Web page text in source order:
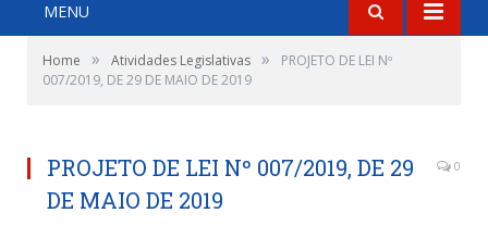
MENU
Home » Atividades Legislativas »
PROJETO DE LEI Nº
007/2019, DE 29 DE MAIO DE 2019
PROJETO DE LEI Nº 007/2019, DE 29
DE MAIO DE 2019
0